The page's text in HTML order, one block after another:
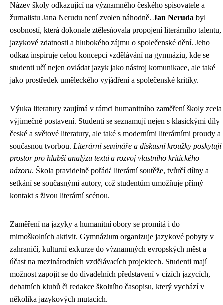
Název školy odkazující na významného českého spisovatele a
žurnalistu Jana Nerudu není zvolen náhodně. Jan Neruda byl
osobností, která dokonale ztělesňovala propojení literárního talentu,
jazykové zdatnosti a hlubokého zájmu o společenské dění. Jeho
odkaz inspiruje celou koncepci vzdělávání na gymnáziu, kde se
studenti učí nejen ovládat jazyk jako nástroj komunikace, ale také
jako prostředek uměleckého vyjádření a společenské kritiky.
Výuka literatury zaujímá v rámci humanitního zaměření školy zcela
výjimečné postavení. Studenti se seznamují nejen s klasickými díly
české a světové literatury, ale také s moderními literárními proudy a
současnou tvorbou. Literární semináře a diskusní kroužky poskytují
prostor pro hlubší analýzu textů a rozvoj vlastního kritického
názoru. Škola pravidelně pořádá literární soutěže, tvůrčí dílny a
setkání se současnými autory, což studentům umožňuje přímý
kontakt s živou literární scénou.
Zaměření na jazyky a humanitní obory se promítá i do
mimoškolních aktivit. Gymnázium organizuje jazykové pobyty v
zahraničí, kulturní exkurze do významných evropských měst a
účast na mezinárodních vzdělávacích projektech. Studenti mají
možnost zapojit se do divadelních představení v cizích jazycích,
debatních klubů či redakce školního časopisu, který vychází v
několika jazykových mutacích.